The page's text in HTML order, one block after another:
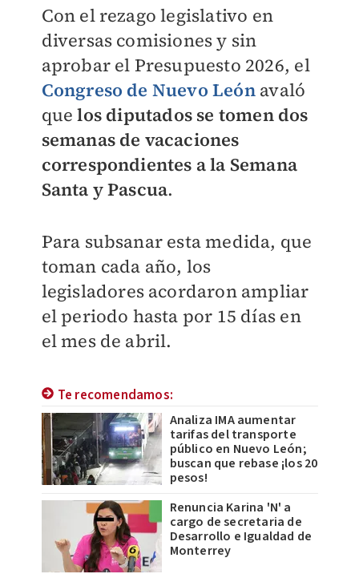
Con el rezago legislativo en
diversas comisiones y sin
aprobar el Presupuesto 2026, el
Congreso de Nuevo Leónavaló
quelos diputados se tomen dos
semanas de vacaciones
correspondientes a la Semana
Santa y Pascua.
Para subsanar esta medida, que
toman cada año, los
legisladores acordaron ampliar
el periodo hasta por 15 días en
el mes de abril.
Te recomendamos:
Analiza IMA aumentar
tarifas del transporte
público en Nuevo León;
buscan que rebase ¡los 20
pesos!
Renuncia Karina 'N' a
cargo de secretaria de
Desarrollo e Igualdad de
Monterrey